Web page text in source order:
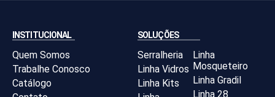
INSTITUCIONAL
Quem Somos
Trabalhe Conosco
Catálogo
SOLUÇÕES
Serralheria
Linha Vidros
Linha Kits
Linha
Mosqueteiro
Linha Gradil
Linha 28